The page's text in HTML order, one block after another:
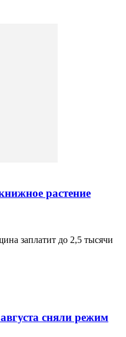
растение
заплатит до 2,5 тысячи
сняли режим